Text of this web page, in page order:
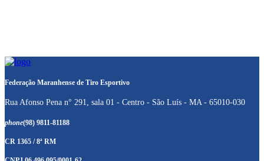
Federação Maranhense de Tiro Esportivo
Rua Afonso Pena n° 291, sala 01 - Centro - São Luís - MA - 65010-030
phone(98) 9811-81188
CR 1365 / 8ª RM